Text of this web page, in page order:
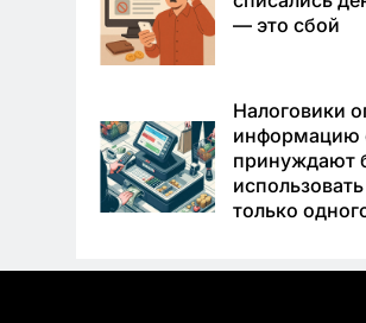
— это сбой
Налоговики
информацию
принуждают
только